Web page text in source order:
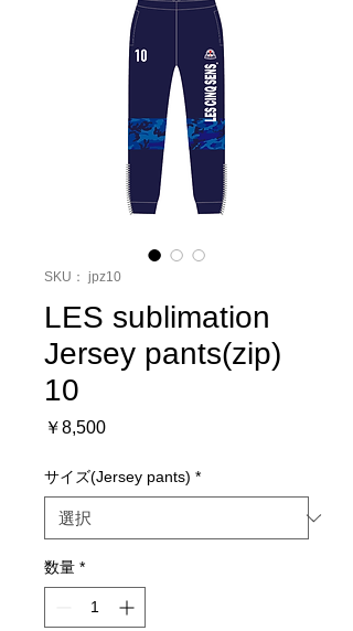
SKU： jpz10
LES sublimation
Jersey pants(zip)
10
￥8,500価
サイズ(Jersey pants) *
数量 *